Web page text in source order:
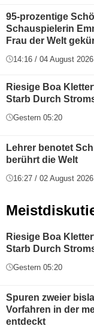
95-prozentige
Schauspielerin
Frau der Welt
14:16 / 04 August 2026
Riesige Boa
Starb Durch
Gestern 05:20
Lehrer benotet
berührt die Welt
16:27 / 02 August 2026
Riesige Boa
Starb Durch
Gestern 05:20
Spuren zweier
Vorfahren in der
entdeckt